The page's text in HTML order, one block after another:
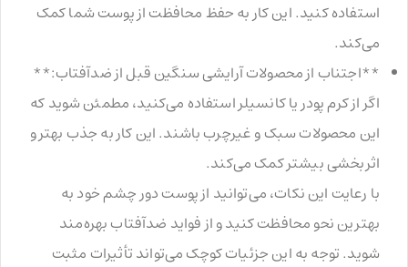
استفاده کنید. این کار به حفظ محافظت از پوست شما کمک
می‌کند.
**اجتناب از محصولات آرایشی سنگین قبل از ضدآفتاب:**
اگر از کرم پودر یا کانسیلر استفاده می‌کنید، مطمئن شوید که
این محصولات سبک و غیرچرب باشند. این کار به جذب بهتر و
اثربخشی بیشتر کمک می‌کند.
با رعایت این نکات، می‌توانید از پوست دور چشم خود به
بهترین نحو محافظت کنید و از فواید ضدآفتاب بهره‌مند
شوید. توجه به این جزئیات کوچک می‌تواند تأثیرات مثبت